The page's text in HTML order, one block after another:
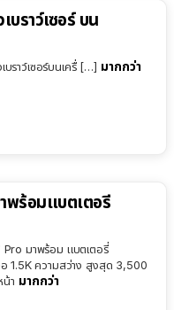
บราว์เซอร์ บน
ราว์เซอร์บนเครื่ […] มากกว่า
พร้อมแบตเตอรี่
มาพร้อม แบตเตอรี่
1.5K ความสว่าง สูงสุด 3,500
น้า มากกว่า